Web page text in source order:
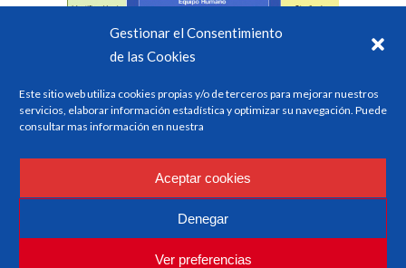
Gestionar el Consentimiento
de las Cookies
Este sitio web utiliza cookies propias y/o de terceros para mejorar nuestros
servicios, elaborar información estadística y optimizar su navegación. Puede
consultar mas información en nuestra
Aceptar cookies
Denegar
Ver preferencias